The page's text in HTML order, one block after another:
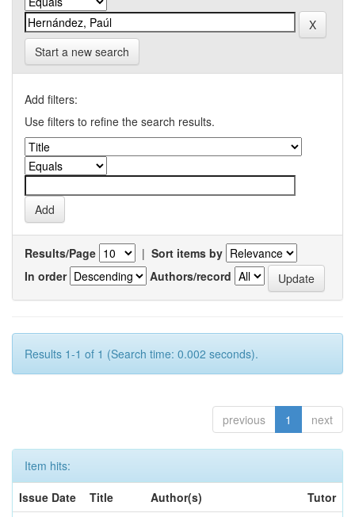
Start a new search
Add filters:
Use filters to refine the search results.
Results/Page | Sort items by
In order
Authors/record
Results 1-1 of 1 (Search time: 0.002 seconds).
previous 1 next
Item hits:
Issue Date
Title Author(s)
Tutor